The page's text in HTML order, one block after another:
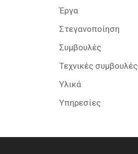
Έργα
Στεγανοποίηση
Συμβουλές
Τεχνικές συμβουλές
Υλικά
Υπηρεσίες